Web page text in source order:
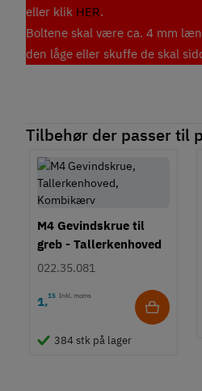
eller klik HER.
Boltene skal være ca. 4 mm
den låge eller skuffe de skal
Tilbehør der passer til
M4 Gevindskrue til
greb - Tallerkenhoved
- Krydskærv
022.35.081
1,15 Inkl. moms
384 stk på lager